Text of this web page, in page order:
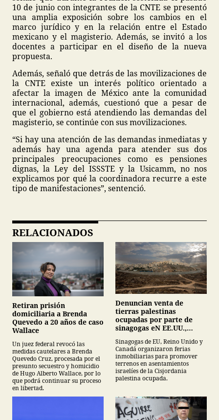
10 de junio con integrantes de la CNTE se presentó
una amplia exposición sobre los cambios en el
marco jurídico y en la relación entre el Estado
mexicano y el magisterio. Además, se invitó a los
docentes a participar en el diseño de la nueva
propuesta.
Además, señaló que detrás de las movilizaciones de
la CNTE existe un interés político orientado a
afectar la imagen de México ante la comunidad
internacional, además, cuestionó que a pesar de
que el gobierno está atendiendo las demandas del
magisterio, se continúe con sus movilizaciones.
“Si hay una atención de las demandas inmediatas y
además hay una agenda para atender sus dos
principales preocupaciones como es pensiones
dignas, la Ley del ISSSTE y la Usicamm, no nos
explicamos por qué la coordinadora recurre a este
tipo de manifestaciones”, sentenció.
RELACIONADOS
Retiran prisión
domiciliaria a Brenda
Quevedo a 20 años de caso
Wallace
Un juez federal revocó las
medidas cautelares a Brenda
Quevedo Cruz, procesada por el
presunto secuestro y homicidio
de Hugo Alberto Wallace, por lo
que podrá continuar su proceso
en libertad.
Denuncian venta de
tierras palestinas
ocupadas por parte de
sinagogas eN EE.UU.,
Sinagogas de EU, Reino Unido y
Canadá organizaron ferias
inmobiliarias para promover
terrenos en asentamientos
israelíes de la Cisjordania
palestina ocupada.